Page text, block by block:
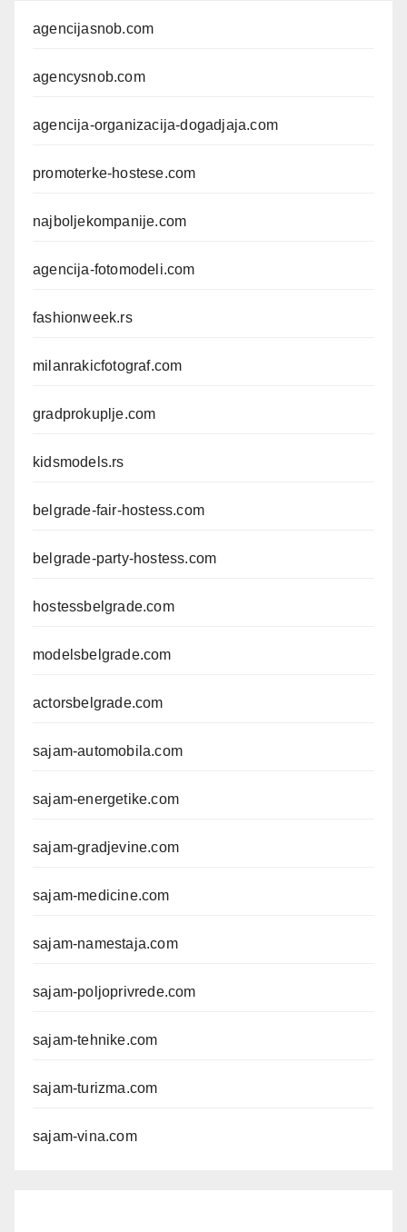
agencijasnob.com
agencysnob.com
agencija-organizacija-dogadjaja.com
promoterke-hostese.com
najboljekompanije.com
agencija-fotomodeli.com
fashionweek.rs
milanrakicfotograf.com
gradprokuplje.com
kidsmodels.rs
belgrade-fair-hostess.com
belgrade-party-hostess.com
hostessbelgrade.com
modelsbelgrade.com
actorsbelgrade.com
sajam-automobila.com
sajam-energetike.com
sajam-gradjevine.com
sajam-medicine.com
sajam-namestaja.com
sajam-poljoprivrede.com
sajam-tehnike.com
sajam-turizma.com
sajam-vina.com